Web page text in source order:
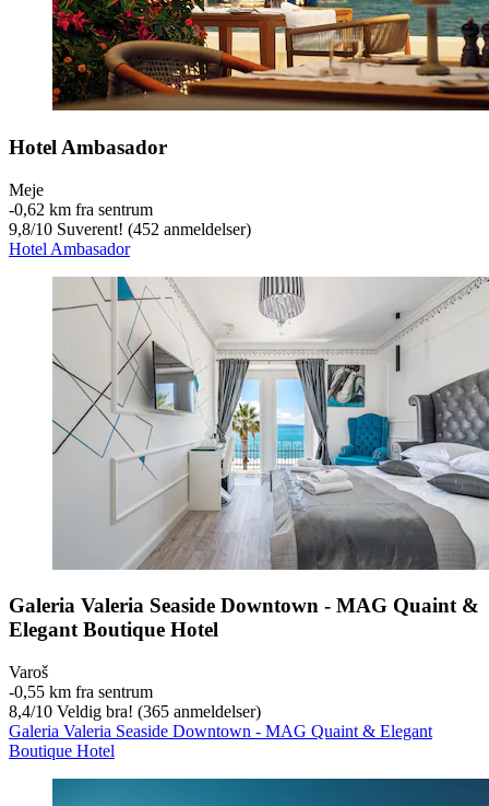
Hotel Ambasador
Meje
‐0,62 km fra sentrum
9,8/10 Suverent! (452 anmeldelser)
Hotel Ambasador
Galeria Valeria Seaside Downtown - MAG Quaint &
Elegant Boutique Hotel
Varoš
‐0,55 km fra sentrum
8,4/10 Veldig bra! (365 anmeldelser)
Galeria Valeria Seaside Downtown - MAG Quaint & Elegant
Boutique Hotel